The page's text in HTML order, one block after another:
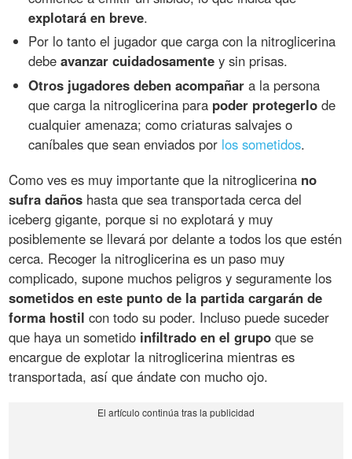
explotará en breve.
Por lo tanto el jugador que carga con la nitroglicerina
debeavanzar cuidadosamente y sin prisas.
Otros jugadores deben acompañar a la persona
que carga la nitroglicerina para poder protegerlo de
cualquier amenaza; como criaturas salvajes o
caníbales que sean enviados por los sometidos.
Como ves es muy importante que la nitroglicerina no
sufra daños hasta que sea transportada cerca del
iceberg gigante, porque si no explotará y muy
posiblemente se llevará por delante a todos los que estén
cerca. Recoger la nitroglicerina es un paso muy
complicado, supone muchos peligros y seguramente los
sometidos en este punto de la partida cargarán de
forma hostil con todo su poder. Incluso puede suceder
que haya un sometido infiltrado en el grupo que se
encargue de explotar la nitroglicerina mientras es
transportada, así que ándate con mucho ojo.